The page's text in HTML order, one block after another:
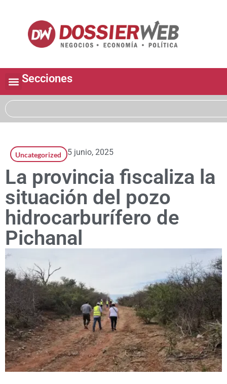
Secciones
Uncategorized 5 junio, 2025
La provincia fiscaliza la
situación del pozo
hidrocarburífero de
Pichanal